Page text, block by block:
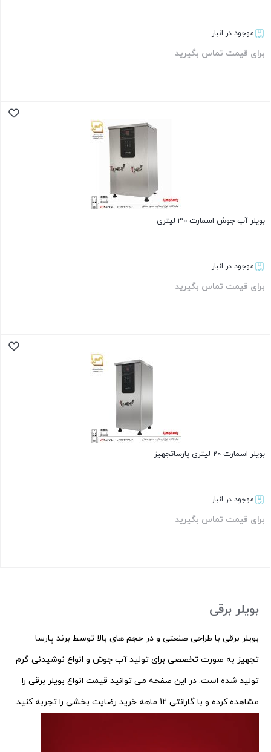
موجود در انبار
برای قیمت تماس بگیرید
بویلر آب جوش اسمارت 30 لیتری
موجود در انبار
برای قیمت تماس بگیرید
بویلر اسمارت 20 لیتری پارساتجهیز
موجود در انبار
برای قیمت تماس بگیرید
بویلر برقی
بویلر برقی با طراحی صنعتی و در حجم های بالا توسط برند پارسا
تجهیز به صورت تخصصی برای تولید آب جوش و انواع نوشیدنی گرم
تولید شده است. در این صفحه می توانید قیمت انواع بویلر برقی را
مشاهده کرده و با گارانتی 12 ماهه خرید رضایت بخشی را تجربه کنید.